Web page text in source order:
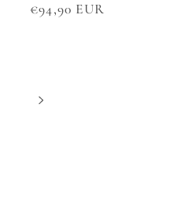
Normaler
€94,90 EUR